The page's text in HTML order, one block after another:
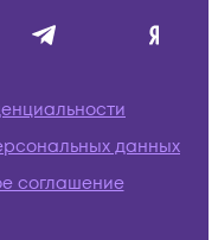
данных
соглашение